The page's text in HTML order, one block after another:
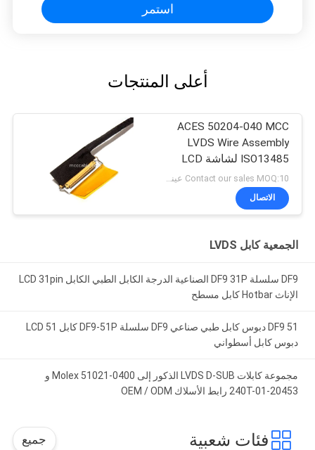
استمر
أعلى المنتجات
ACES 50204-040 MCC
LVDS Wire Assembly
ISO13485 لشاشة LCD
الطبية
الاتصال
الجمعية كابل LVDS
DF9 سلسلة DF9 31P الصناعية الدرجة الكابل الطبي الكابل LCD 31pin
الإناث Hotbar كابل مسطح
DF9 51 دبوس كابل طبي صناعي DF9 سلسلة DF9-51P كابل LCD 51
دبوس كابل أسطواني
مجموعة كابلات LVDS D-SUB الذكور إلى Molex 51021-0400 و
20453-240T-01 رابط الأسلاك OEM / ODM
فئات شعبية جميع